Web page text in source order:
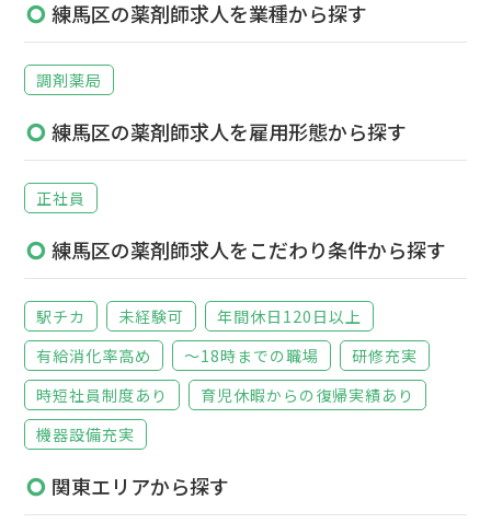
練馬区の薬剤師求人を業種から探す
調剤薬局
練馬区の薬剤師求人を雇用形態から探す
正社員
練馬区の薬剤師求人をこだわり条件から探す
駅チカ 未経験可
年間休日120日以上
有給消化率高め
～18時までの職場
研修充実
時短社員制度あり
育児休暇からの復帰実績あり
機器設備充実
関東エリアから探す